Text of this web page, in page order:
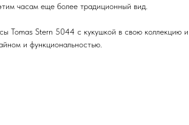
часам еще более традиционный вид.
Tomas Stern 5044 с кукушкой в свою коллекцию и
и функциональностью.